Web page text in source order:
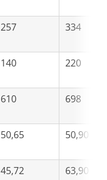
257 334
140 220
610 698
50,65 50,90
45,72 63,90